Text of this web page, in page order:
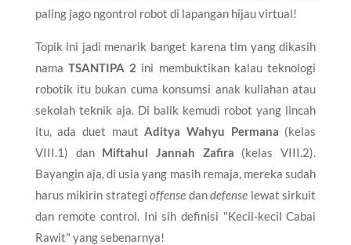
paling jago ngontrol robot di lapangan hijau virtual!
Topik ini jadi menarik banget karena tim yang dikasih
namaTSANTIPA 2 ini membuktikan kalau teknologi
robotik itu bukan cuma konsumsi anak kuliahan atau
sekolah teknik aja. Di balik kemudi robot yang lincah
itu, ada duet mautAditya Wahyu Permana (kelas
VIII.1) dan Miftahul Jannah Zafira (kelas VIII.2).
Bayangin aja, di usia yang masih remaja, mereka sudah
harus mikirin strategioffense dandefense lewat sirkuit
dan remote control. Ini sih definisi "Kecil-kecil Cabai
Rawit" yang sebenarnya!